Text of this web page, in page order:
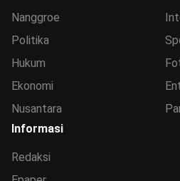
Nanggroe
Politika
Hukum
Ekonomi
Nusantara
Informasi
Redaksi